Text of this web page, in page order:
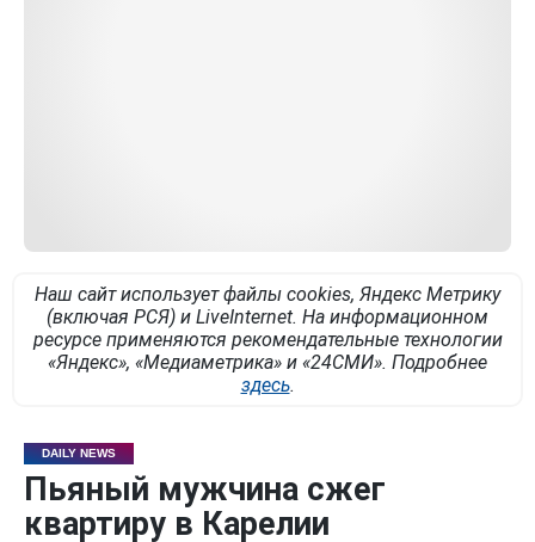
Наш сайт использует файлы cookies, Яндекс Метрику
(включая РСЯ) и LiveInternet. На информационном
ресурсе применяются рекомендательные технологии
«Яндекс», «Медиаметрика» и «24СМИ». Подробнее
здесь.
DAILY NEWS
Пьяный мужчина сжег
квартиру в Карелии